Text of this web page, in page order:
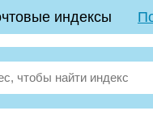
индексы